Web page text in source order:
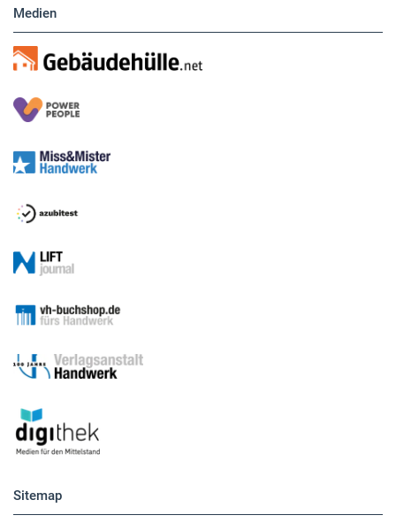
Medien
Sitemap